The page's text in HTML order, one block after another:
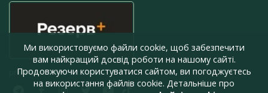
press@armyinform.com.ua
Ми використовуємо файли cookie, щоб забезпечити
вам найкращий досвід роботи на нашому сайті.
Продовжуючи користуватися сайтом, ви погоджуєтесь
на використання файлів cookie. Детальніше про